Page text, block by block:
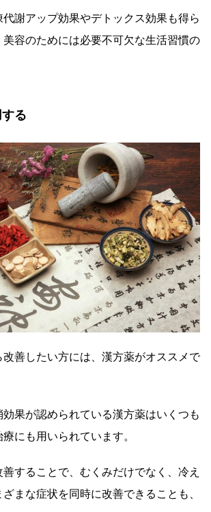
代謝アップ効果やデトックス効果も得ら
容のためには必要不可欠な生活習慣の
る
善したい方には、漢方薬がオススメで
果が認められている漢方薬はいくつも
にも用いられています。
することで、むくみだけでなく、冷え
まな症状を同時に改善できることも、